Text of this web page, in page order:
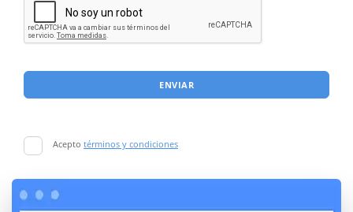
ENVIAR
Acepto términos y condiciones